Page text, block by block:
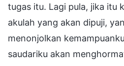
tugas itu. Lagi pula, jika itu
akulah yang akan dipuji,
menonjolkan
saudariku akan